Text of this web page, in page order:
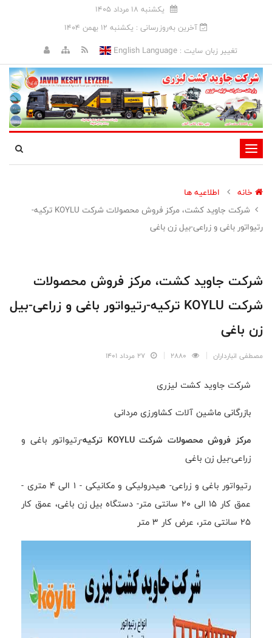
يکشنبه 18 مرداد 1405
آخرین به‌روزرسانی : يکشنبه 12 بهمن 1404
تغییر زبان سایت :English Language
تغییر
وضعیت
ناوبری
خانه
اطلاعیه ها
شرکت جاوید کشت، مرکز فروش محصولات شرکت KOYLU ترکیه-
رتیواتور باغی و زراعی-بیل زن باغی
شرکت جاوید کشت، مرکز فروش محصولات
شرکت KOYLU ترکیه-رتیواتور باغی و زراعی-بیل
زن باغی
مصطفی انبارداران
شرکت جاوید کشت لیزری
بازرگانی ماشین آلات کشاورزی مردانی
مرکز فروش محصولات شرکت KOYLU ترکیه
-رتیواتور باغی و
زراعی-بیل زن باغی
رتیواتور باغی و زراعی- هیدرولیکی و مکانیکی - 1 الی 4 متری -
عمق کار 15 الی 20 سانتی متر- دستگاه بیل زن باغی، عمق کار
25 سانتی متر، عرض کار 3 متر